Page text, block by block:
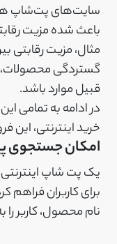
سایت‌های پت‌شاپ هر
باعث شده مزیت
مثال، مزیت
گستردگی
قبیل موارد باشد.
در ادامه به تمامی
خرید اینترنتی، این
امکان جستجوی
یک پت شاپ
برای کاربران
نام محصول، کاربر را